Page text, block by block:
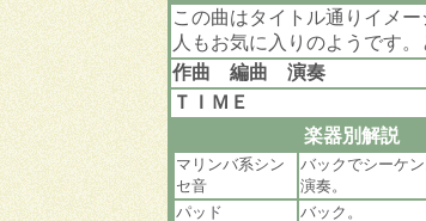
この曲はタイトル通りイメ
人もお気に入りのようです
作曲 編曲 演奏
ＴＩＭＥ
楽器別解説
マリンバ系シン
セ音
バックでシーケ
演奏。
パッド
バック。